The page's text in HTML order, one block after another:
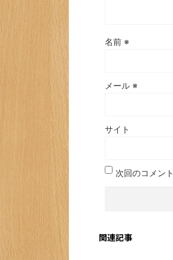
名前 ※
メール ※
サイト
次回のコメン
関連記事